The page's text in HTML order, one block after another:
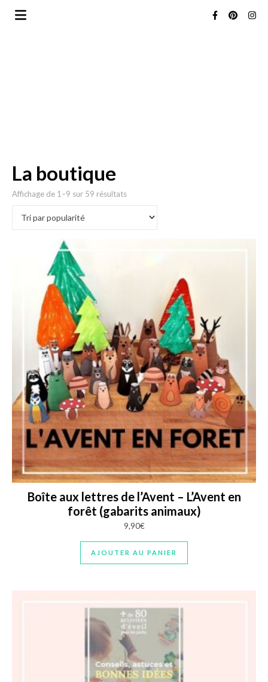
La boutique
Affichage de 1–9 sur 59 résultatsTrié par popularité
Boîte aux lettres de l’Avent – L’Avent en
forêt (gabarits animaux)
9,90€
AJOUTER AU PANIER